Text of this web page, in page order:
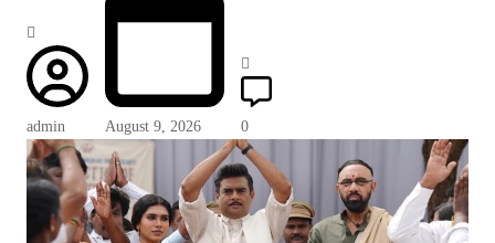
admin August 9, 2026 0